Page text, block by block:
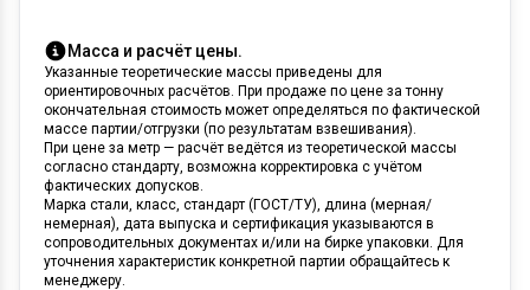
Масса и расчёт цены.
Указанные теоретические массы приведены для
ориентировочных расчётов. При продаже по цене за тонну
окончательная стоимость может определяться по фактической
массе партии/отгрузки (по результатам взвешивания).
При цене за метр — расчёт ведётся из теоретической массы
согласно стандарту, возможна корректировка с учётом
фактических допусков.
Марка стали, класс, стандарт (ГОСТ/ТУ), длина (мерная/
немерная), дата выпуска и сертификация указываются в
сопроводительных документах и/или на бирке упаковки. Для
уточнения характеристик конкретной партии обращайтесь к
менеджеру.